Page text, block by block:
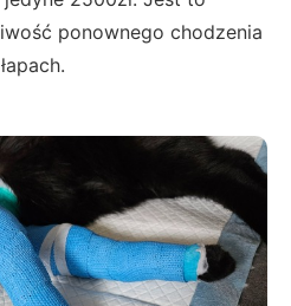
ponownego chodzenia